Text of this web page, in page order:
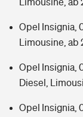
Opel Insignia,
Limousine, ab
Opel Insignia,
Diesel,
Opel Insignia,